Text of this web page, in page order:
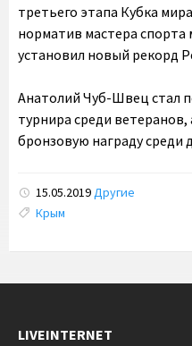
третьего этапа Кубка
норматив мастера спорта
установил новый рекорд
Анатолий Чуб-Швец стал
турнира среди
бронзовую награду среди
15.05.2019Другие
Tags:
Крым
LIVEINTERNET